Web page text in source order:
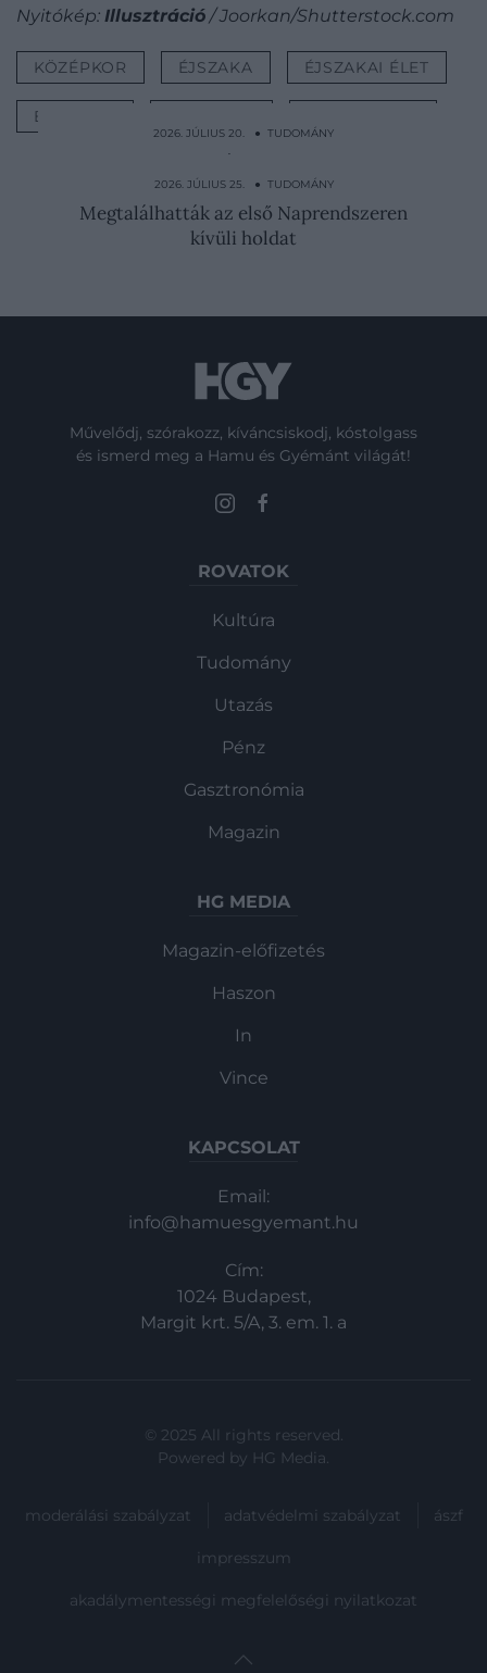
Nyitókép: Illusztráció/ Joorkan/Shutterstock.com
KÖZÉPKOR ÉJSZAKA ÉJSZAKAI ÉLET
EMBEREK
2026. JÚLIUS 20. ● TUDOMÁNY
A tudósok sokáig azt hitték, csak
összevarrták a kacsacsőrű…
2026. JÚLIUS 25. ● TUDOMÁNY
Megtalálhatták az első Naprendszeren
kívüli holdat
Művelődj, szórakozz, kíváncsiskodj, kóstolgass
és ismerd meg a Hamu és Gyémánt világát!
ROVATOK
Kultúra
Tudomány
Utazás
Pénz
Gasztronómia
Magazin
HG MEDIA
Magazin-előfizetés
Haszon
In
Vince
KAPCSOLAT
Email:
info@hamuesgyemant.hu
Cím:
1024 Budapest,
Margit krt. 5/A, 3. em. 1. a
© 2025 All rights reserved.
Powered by HG Media.
moderálási szabályzat adatvédelmi szabályzat ászf
impresszum
akadálymentességi megfelelőségi nyilatkozat